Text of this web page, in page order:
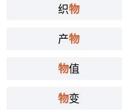
织物
产物
物值
物变